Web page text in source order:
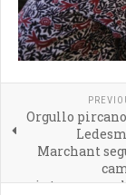
Orgullo
Marchant
intercomunal